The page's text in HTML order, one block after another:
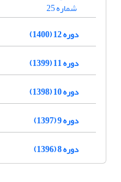
شماره 25
دوره 12 (1400)
دوره 11 (1399)
دوره 10 (1398)
دوره 9 (1397)
دوره 8 (1396)